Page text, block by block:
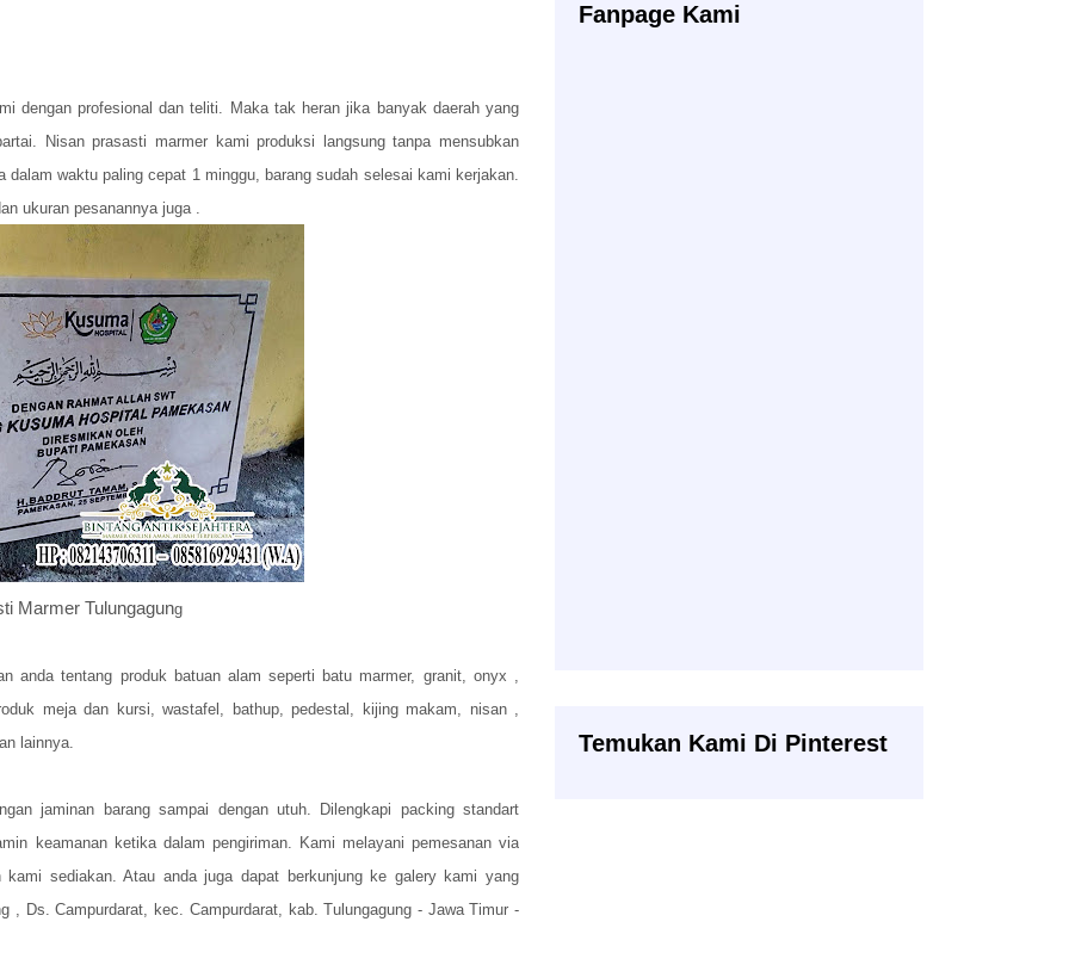
dengan profesional dan teliti. Maka tak heran jika banyak daerah yang
Nisan prasasti marmer kami produksi langsung tanpa mensubkan
waktu paling cepat 1 minggu, barang sudah selesai kami kerjakan.
ukuran pesanannya juga .
Marmer Tulungagung
anda tentang produk batuan alam seperti batu marmer, granit, onyx ,
meja dan kursi, wastafel, bathup, pedestal, kijing makam, nisan ,
lainnya.
jaminan barang sampai dengan utuh. Dilengkapi packing standart
keamanan ketika dalam pengiriman. Kami melayani pemesanan via
sediakan. Atau anda juga dapat berkunjung ke galery kami yang
, Ds. Campurdarat, kec. Campurdarat, kab. Tulungagung - Jawa Timur -
Fanpage Kami
Temukan Kami Di Pinterest